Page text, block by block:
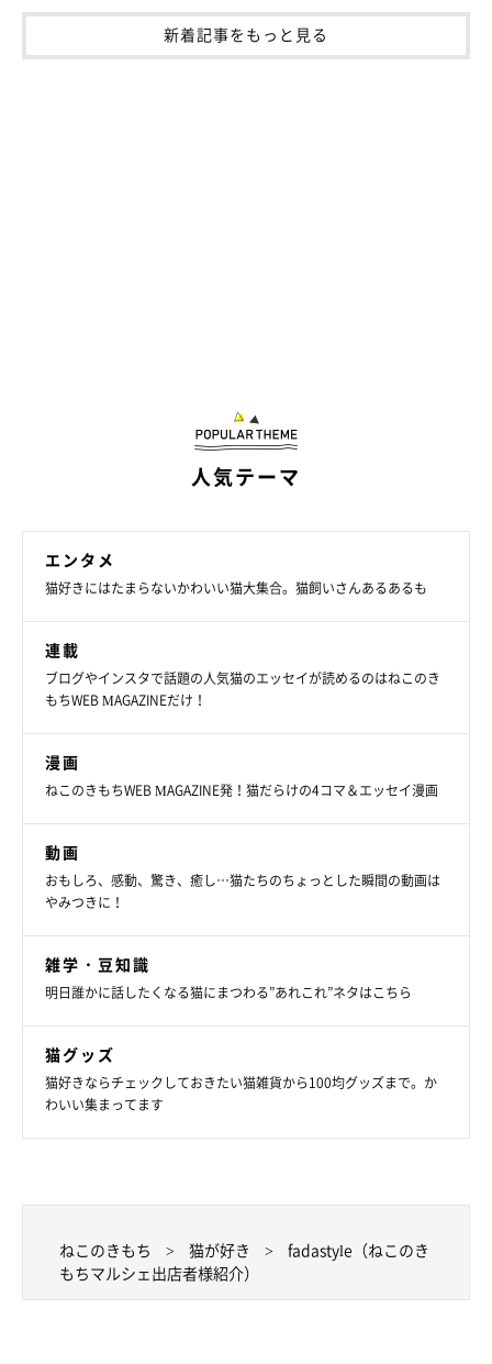
新着記事をもっと見る
人気テーマ
エンタメ
猫好きにはたまらないかわいい猫大集合。猫飼いさんあるあるも
連載
ブログやインスタで話題の人気猫のエッセイが読めるのはねこのき
もちWEB MAGAZINEだけ！
漫画
ねこのきもちWEB MAGAZINE発！猫だらけの4コマ＆エッセイ漫画
動画
おもしろ、感動、驚き、癒し…猫たちのちょっとした瞬間の動画は
やみつきに！
雑学・豆知識
明日誰かに話したくなる猫にまつわる”あれこれ”ネタはこちら
猫グッズ
猫好きならチェックしておきたい猫雑貨から100均グッズまで。か
わいい集まってます
ねこのきもち 猫が好き
fadastyle（ねこのき
もちマルシェ出店者様紹介）